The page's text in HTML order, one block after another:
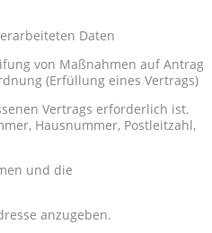
Daten
von Maßnahmen auf Antrag
(Erfüllung eines Vertrags)
Vertrags erforderlich ist.
Hausnummer, Postleitzahl,
und die
anzugeben.